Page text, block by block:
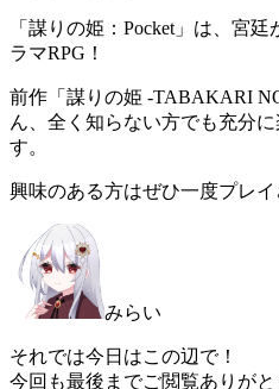
「謀りの姫：Pocket」は、宮
ラマRPG！
前作「謀りの姫 -TABAKARI
ん、全く知らない方でも充分
す。
興味のある方はぜひ一度プレ
みらい
それでは今日はこの辺で！
今回も最後までご閲覧ありがと